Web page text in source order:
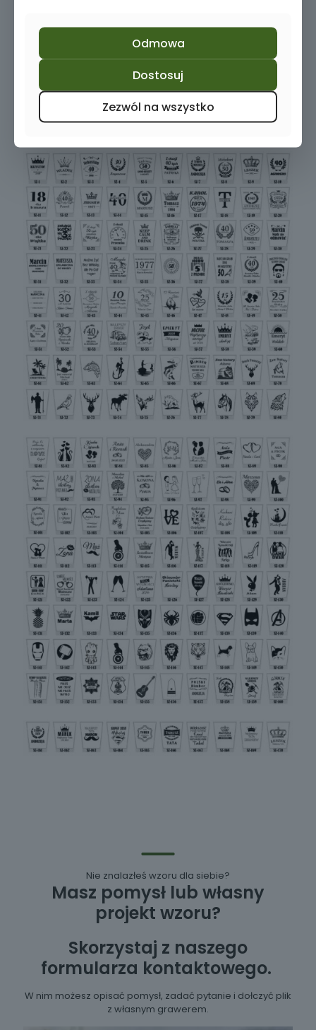
Masz pomysł lub własny
projekt wzoru?
Nie znalazłeś wzoru dla siebie?
Skorzystaj z naszego
formularza kontaktowego.
W nim możesz opisać pomysł, zadać pytanie i dołczyć plik
z własnym grawerem.
Odmowa
Dostosuj
Zezwól na wszystko